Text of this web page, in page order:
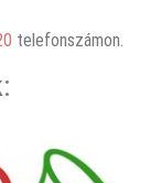
telefonszámon.